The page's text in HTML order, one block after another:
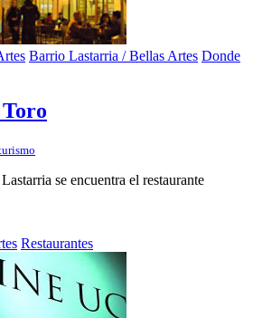
Barrio Lastarria / Bellas Artes Donde
se encuentra el restaurante
Restaurantes